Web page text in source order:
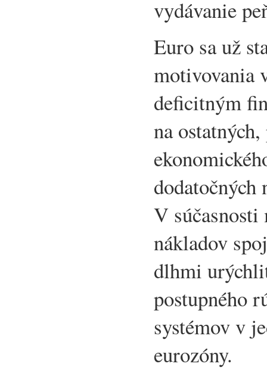
vydávanie
Euro sa už
motivovania
deficitným
na
dodatočných
V súčasnosti
nákladov
dlhmi
postupného
systémov v
eurozóny.